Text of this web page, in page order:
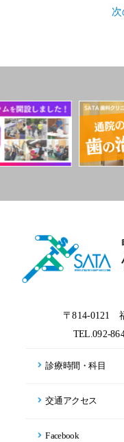
〒814-0121
TEL.092-
診療時間・科目
交通アクセス
Facebook